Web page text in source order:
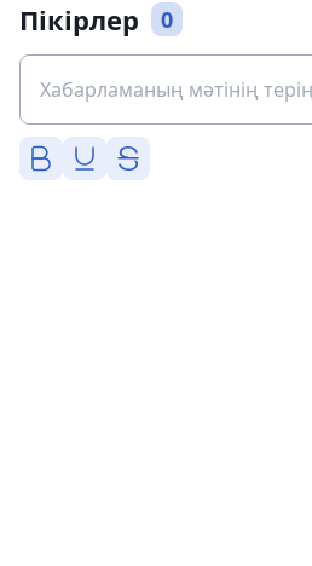
Пікірлер 0